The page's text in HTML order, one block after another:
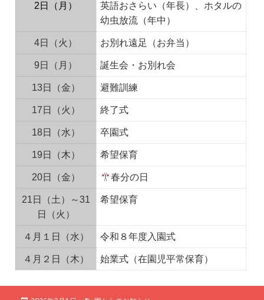
2日（月）
英語おさらい（年長）、ホタルの
幼虫放流（年中）
4日（火） お別れ遠足（お弁当）
9日（月） 誕生会・お別れ会
13日（金） 避難訓練
17日（火） 終了式
18日（水） 卒園式
19日（木） 希望保育
20日（金） 春分の日
21日（土）～31
日（火）
希望保育
４月１日（水） 令和８年度入園式
４月２日（木） 始業式（在園児平常保育）